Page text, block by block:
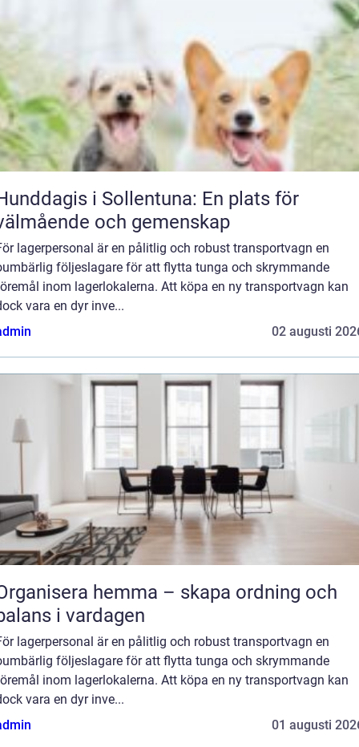
i Sollentuna: En plats för
och gemenskap
lagerpersonal är en pålitlig och robust transportvagn en
följeslagare för att flytta tunga och skrymmande
inom lagerlokalerna. Att köpa en ny transportvagn kan
vara en dyr inve...
02 augusti
hemma – skapa ordning och
i vardagen
lagerpersonal är en pålitlig och robust transportvagn en
följeslagare för att flytta tunga och skrymmande
inom lagerlokalerna. Att köpa en ny transportvagn kan
vara en dyr inve...
01 augusti